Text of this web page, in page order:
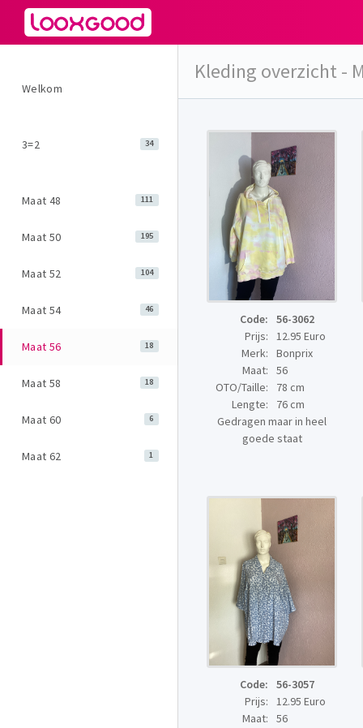
Welkom
3=2 34
Maat 48 111
Maat 50 195
Maat 52 104
Maat 54 46
Maat 56 18
Maat 58 18
Maat 60 6
Maat 62 1
Kleding overzicht -
Code:
56-3062
Prijs:
12.95 Euro
Merk:
Bonprix
Maat:
56
OTO/Taille:
78 cm
Lengte:
76 cm
Gedragen maar in heel
goede staat
Code:
56-3057
Prijs:
12.95 Euro
Maat:
56